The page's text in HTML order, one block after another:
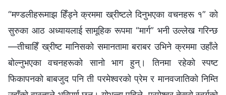
“मण्डलीहरूमाझ हिँड्ने क्रममा ख्रीष्‍टले दिनुभएका वचनहरू १” को
सुरुका आठ अध्यायलाई सामूहिक रूपमा “मार्ग” भनी उल्‍लेख गरिन्छ
—तीचाहिँ ख्रीष्ट मानिसको समानतामा बराबर उभिने क्रममा उहाँले
बोल्नुभएका वचनहरूको सानो भाग हुन्। तिनमा रहेको स्पष्ट
फिकापनको बाबजुद पनि ती परमेश्‍वरको प्रेम र मानवजातिको निम्ति